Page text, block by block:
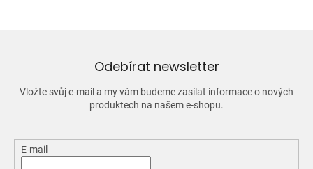
í
p
r
v
k
v
Odebírat newsletter
Vložte svůj e-mail a my vám budeme zasílat informace o nových
produktech na našem e-shopu.
E-mail